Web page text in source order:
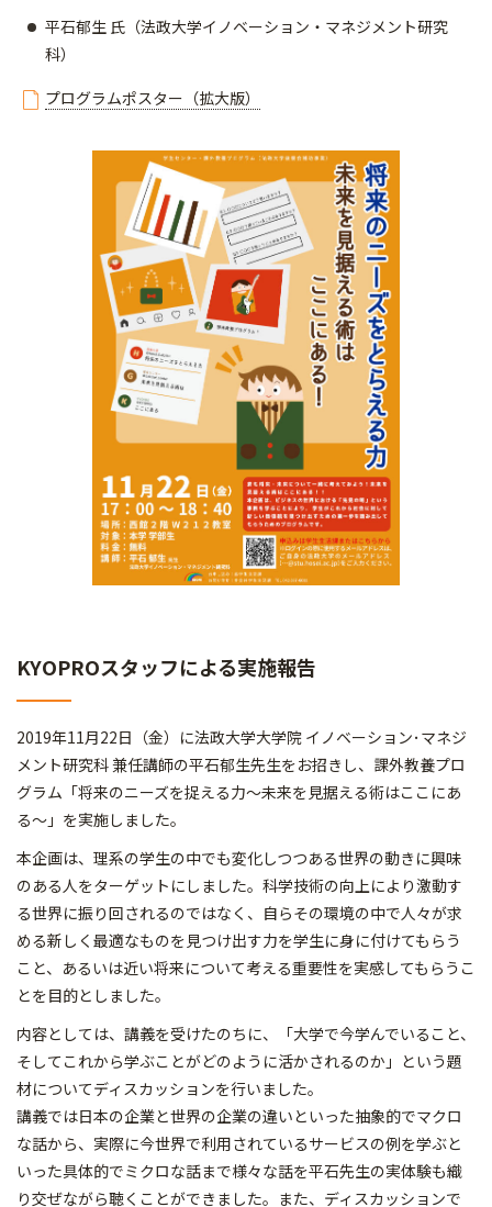
平石郁生 氏（法政大学イノベーション・マネジメント研究
科）
プログラムポスター（拡大版）
KYOPROスタッフによる実施報告
2019年11月22日（金）に法政大学大学院 イノベーション･マネジ
メント研究科 兼任講師の平石郁生先生をお招きし、課外教養プロ
グラム「将来のニーズを捉える力～未来を見据える術はここにあ
る～」を実施しました。
本企画は、理系の学生の中でも変化しつつある世界の動きに興味
のある人をターゲットにしました。科学技術の向上により激動す
る世界に振り回されるのではなく、自らその環境の中で人々が求
める新しく最適なものを見つけ出す力を学生に身に付けてもらう
こと、あるいは近い将来について考える重要性を実感してもらうこ
とを目的としました。
内容としては、講義を受けたのちに、「大学で今学んでいること、
そしてこれから学ぶことがどのように活かされるのか」という題
材についてディスカッションを行いました。
講義では日本の企業と世界の企業の違いといった抽象的でマクロ
な話から、実際に今世界で利用されているサービスの例を学ぶと
いった具体的でミクロな話まで様々な話を平石先生の実体験も織
り交ぜながら聴くことができました。また、ディスカッションで